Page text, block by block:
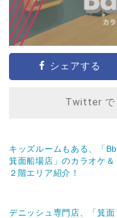
シェアする
Twitter で
キッズルームもある、「Bb
箕面船場店」のカラオケ＆
２階エリア紹介！
デニッシュ専門店、「箕面